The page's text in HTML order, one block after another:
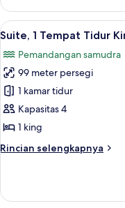
(Beach
House)
Suite,
Tempat
King,
tepi
laut
(Beach
House)
Lihat
semua
foto
untuk
Suite,
1
Tempat
King,
9
Suite, 1 Tempat Tidur
Pemandangan samudra
99 meter persegi
1 kamar tidur
Kapasitas 4
1 king
Rincian selengkapnya
Rincian
Suite,